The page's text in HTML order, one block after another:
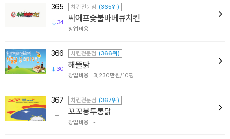
365
34
치킨전문점 (365위)
씨에프숯불바베큐치킨
창업비용 | -
366
30
치킨전문점 (366위)
해뜰닭
창업비용 | 3,230만원/10평
367 치킨전문점 (367위)
꼬꼬봉투통닭
창업비용 | -